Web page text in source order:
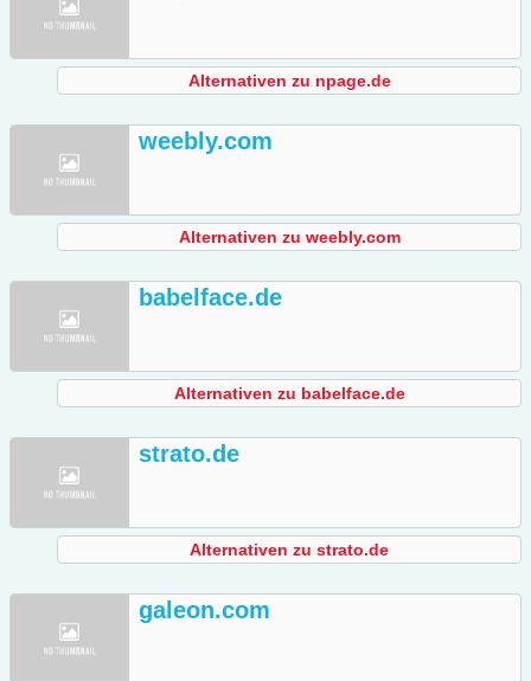
Alternativen zu npage.de
weebly.com
Alternativen zu weebly.com
babelface.de
Alternativen zu babelface.de
strato.de
Alternativen zu strato.de
galeon.com